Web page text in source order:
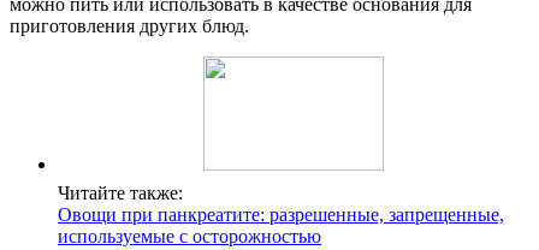
приготовления других блюд.
Читайте также:
Овощи при панкреатите: разрешенные, запрещенные,
используемые с осторожностью